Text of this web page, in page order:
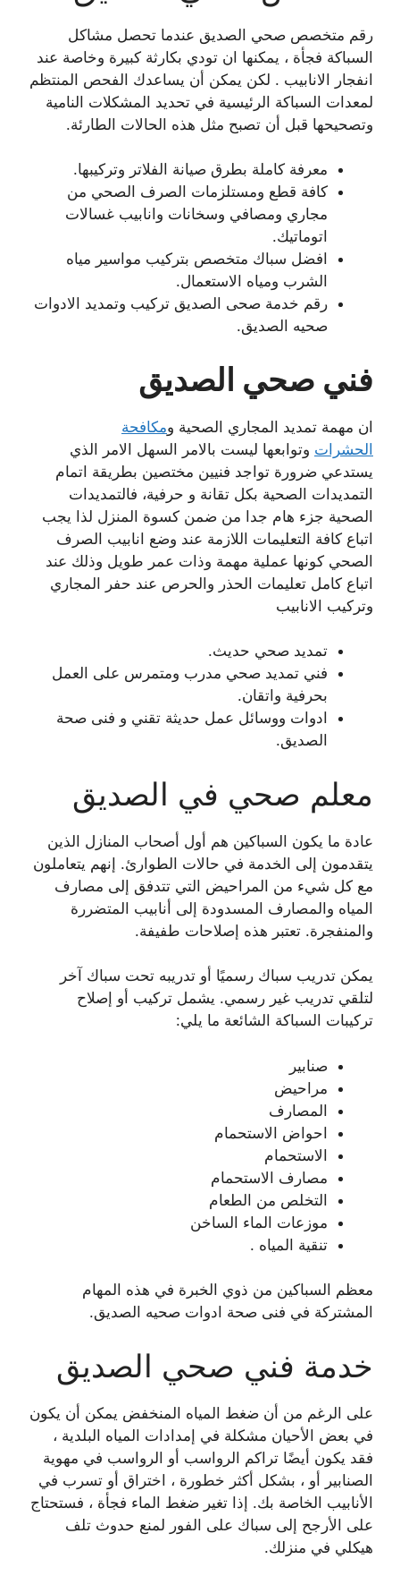
رقم متخصص صحي الصديق عندما تحصل مشاكل
السباكة فجأة ، يمكنها ان تودي بكارثة كبيرة وخاصة عند
انفجار الانابيب . لكن يمكن أن يساعدك الفحص المنتظم
لمعدات السباكة الرئيسية في تحديد المشكلات النامية
وتصحيحها قبل أن تصبح مثل هذه الحالات الطارئة.
معرفة كاملة بطرق صيانة الفلاتر وتركيبها.
كافة قطع ومستلزمات الصرف الصحي من
مجاري ومصافي وسخانات وانابيب غسالات
اتوماتيك.
افضل سباك متخصص بتركيب مواسير مياه
الشرب ومياه الاستعمال.
رقم خدمة صحى الصديق تركيب وتمديد الادوات
صحيه الصديق.
فني صحي الصديق
ان مهمة تمديد المجاري الصحية ومكافحة
الحشرات وتوابعها ليست بالامر السهل الامر الذي
يستدعي ضرورة تواجد فنيين مختصين بطريقة اتمام
التمديدات الصحية بكل تقانة و حرفية، فالتمديدات
الصحية جزء هام جدا من ضمن كسوة المنزل لذا يجب
اتباع كافة التعليمات اللازمة عند وضع انابيب الصرف
الصحي كونها عملية مهمة وذات عمر طويل وذلك عند
اتباع كامل تعليمات الحذر والحرص عند حفر المجاري
وتركيب الانابيب
تمديد صحي حديث.
فني تمديد صحي مدرب ومتمرس على العمل
بحرفية واتقان.
ادوات ووسائل عمل حديثة تقني و فنى صحة
الصديق.
معلم صحي في الصديق
عادة ما يكون السباكين هم أول أصحاب المنازل الذين
يتقدمون إلى الخدمة في حالات الطوارئ. إنهم يتعاملون
مع كل شيء من المراحيض التي تتدفق إلى مصارف
المياه والمصارف المسدودة إلى أنابيب المتضررة
والمنفجرة. تعتبر هذه إصلاحات طفيفة.
يمكن تدريب سباك رسميًا أو تدريبه تحت سباك آخر
لتلقي تدريب غير رسمي. يشمل تركيب أو إصلاح
تركيبات السباكة الشائعة ما يلي:
صنابير
مراحيض
المصارف
احواض الاستحمام
الاستحمام
مصارف الاستحمام
التخلص من الطعام
موزعات الماء الساخن
تنقية المياه .
معظم السباكين من ذوي الخبرة في هذه المهام
المشتركة في فنى صحة ادوات صحيه الصديق.
خدمة فني صحي الصديق
على الرغم من أن ضغط المياه المنخفض يمكن أن يكون
في بعض الأحيان مشكلة في إمدادات المياه البلدية ،
فقد يكون أيضًا تراكم الرواسب أو الرواسب في مهوية
الصنابير أو ، بشكل أكثر خطورة ، اختراق أو تسرب في
الأنابيب الخاصة بك. إذا تغير ضغط الماء فجأة ، فستحتاج
على الأرجح إلى سباك على الفور لمنع حدوث تلف
هيكلي في منزلك.